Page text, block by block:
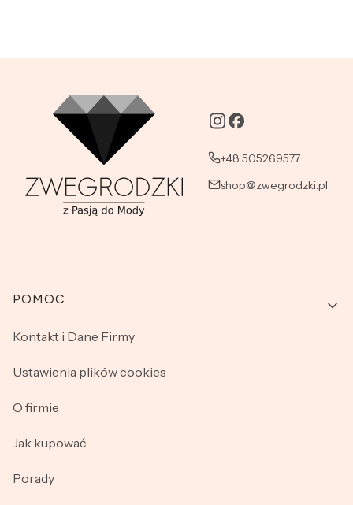
+48 505269577
shop@zwegrodzki.pl
Linki w stopce
POMOC
Kontakt i Dane Firmy
Ustawienia plików cookies
O firmie
Jak kupować
Porady